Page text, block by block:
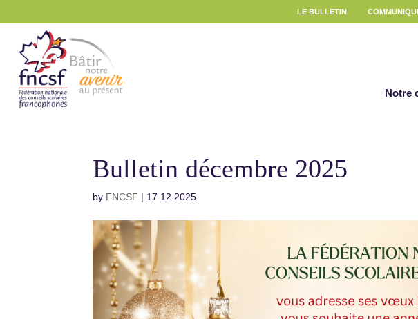
LE BULLETIN
Notre
Bulletin décembre 2025
by FNCSF | 17 12 2025